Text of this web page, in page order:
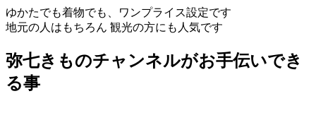
ゆかたでも着物でも、ワンプライス設定です
地元の人はもちろん 観光の方にも人気です
弥七きものチャンネルがお手伝いでき
る事